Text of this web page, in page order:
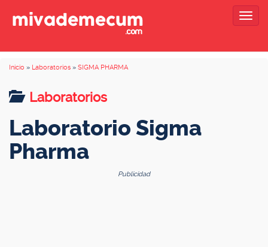
Inicio » Laboratorios » SIGMA PHARMA
Laboratorios
Laboratorio Sigma
Pharma
Publicidad